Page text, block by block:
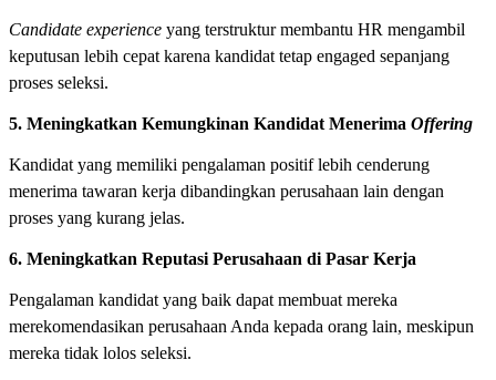
Candidate experience yang terstruktur membantu HR mengambil
keputusan lebih cepat karena kandidat tetap engaged sepanjang
proses seleksi.
5. Meningkatkan Kemungkinan Kandidat Menerima Offering
Kandidat yang memiliki pengalaman positif lebih cenderung
menerima tawaran kerja dibandingkan perusahaan lain dengan
proses yang kurang jelas.
6. Meningkatkan Reputasi Perusahaan di Pasar Kerja
Pengalaman kandidat yang baik dapat membuat mereka
merekomendasikan perusahaan Anda kepada orang lain, meskipun
mereka tidak lolos seleksi.